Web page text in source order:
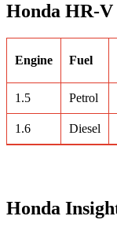
Honda HR-V
Engine Fuel
1.5 Petrol
1.6 Diesel
Honda